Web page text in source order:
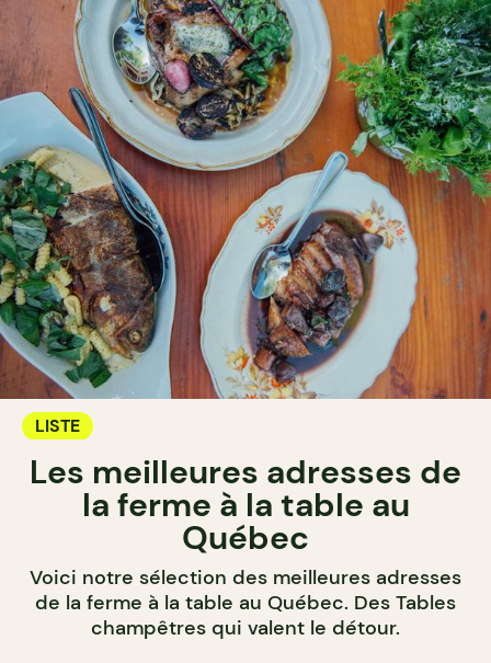
LISTE
Les meilleures adresses de
la ferme à la table au
Québec
Voici notre sélection des meilleures adresses
de la ferme à la table au Québec. Des Tables
champêtres qui valent le détour.